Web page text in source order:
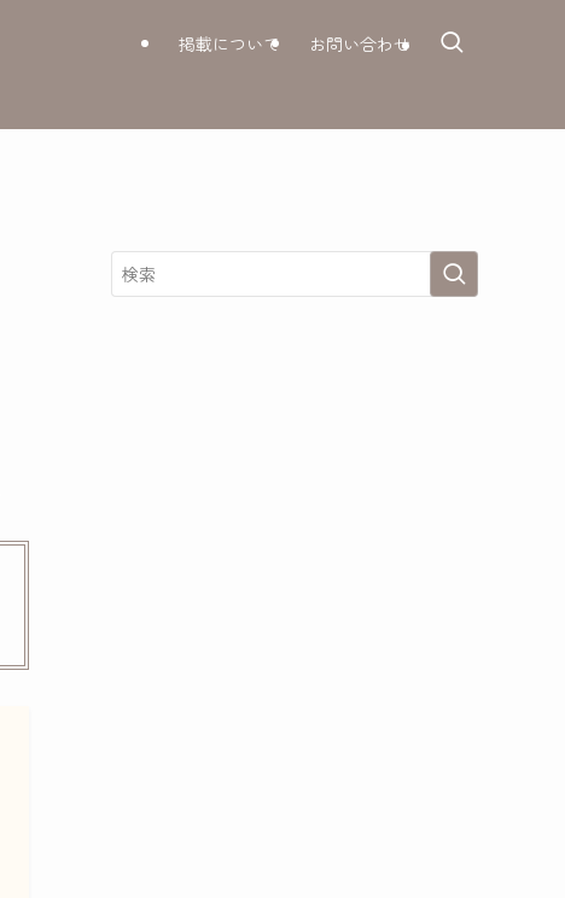
掲載について お問い合わせ